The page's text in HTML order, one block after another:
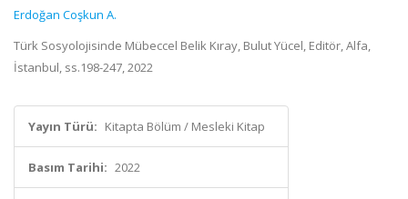
Erdoğan Coşkun A.
Türk Sosyolojisinde Mübeccel Belik Kıray, Bulut Yücel, Editör, Alfa,
İstanbul, ss.198-247, 2022
Yayın Türü: Kitapta Bölüm / Mesleki Kitap
Basım Tarihi: 2022